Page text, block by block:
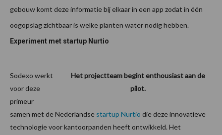
gebouw komt deze informatie bij elkaar in een app zodat in één
oogopslag zichtbaar is welke planten water nodig hebben.
Experiment met startup Nurtio
Het projectteam begint enthousiast aan de
pilot.
Sodexo werkt
voor deze
primeur
samen met de Nederlandse startup Nurtio die deze innovatieve
technologie voor kantoorpanden heeft ontwikkeld. Het